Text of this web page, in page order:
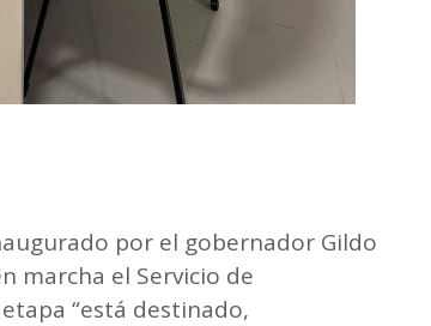
por el gobernador Gildo
marcha el Servicio de
“está destinado,